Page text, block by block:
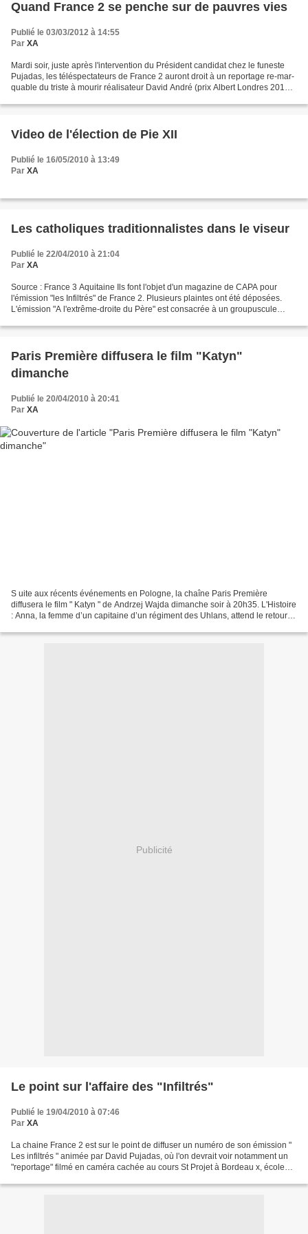
Quand France 2 se penche sur de pauvres vies
Publié le 03/03/2012 à 14:55
Par XA
Mardi soir, juste après l'intervention du Président candidat chez le funeste
Pujadas, les téléspectateurs de France 2 auront droit à un reportage re-mar-
quable du triste à mourir réalisateur David André (prix Albert Londres 2011
Video de l'élection de Pie XII
Publié le 16/05/2010 à 13:49
Par XA
Les catholiques traditionnalistes dans le viseur
Publié le 22/04/2010 à 21:04
Par XA
Source : France 3 Aquitaine Ils font l'objet d'un magazine de CAPA pour
l'émission "les Infiltrés" de France 2. Plusieurs plaintes ont été déposées.
L'émission "A l'extrême-droite du Père" est consacrée à un groupuscule
Paris Première diffusera le film "Katyn"
dimanche
Publié le 20/04/2010 à 20:41
Par XA
S uite aux récents événements en Pologne, la chaîne Paris Première
diffusera le film " Katyn " de Andrzej Wajda dimanche soir à 20h35. L'Histoire
: Anna, la femme d’un capitaine d’un régiment des Uhlans, attend le retour
Publicité
Le point sur l'affaire des "Infiltrés"
Publié le 19/04/2010 à 07:46
Par XA
La chaine France 2 est sur le point de diffuser un numéro de son émission "
Les infiltrés " animée par David Pujadas, où l'on devrait voir notamment un
"reportage" filmé en caméra cachée au cours St Projet à Bordeau x, école